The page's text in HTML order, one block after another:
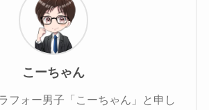
こーちゃん
フォー男子「こーちゃん」と申し